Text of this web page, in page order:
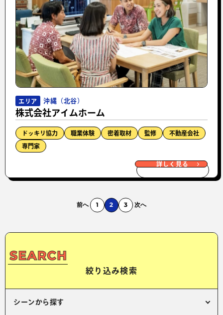
エリア 沖縄（北谷）
株式会社アイムホーム
ドッキリ協力 職業体験 密着取材 監修 不動産会社
専門家
詳しく見る
前へ 1 2 3 次へ
絞り込み検索
シーンから探す